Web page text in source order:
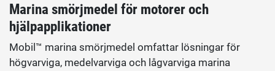
Marina smörjmedel för motorer och
hjälpapplikationer
Mobil™ marina smörjmedel omfattar lösningar för
högvarviga, medelvarviga och lågvarviga marina